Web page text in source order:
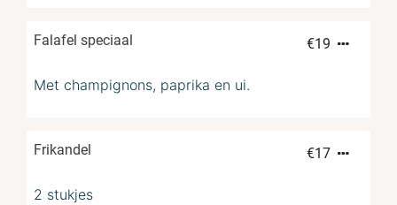
Falafel speciaal €19
Met champignons, paprika en ui.
Frikandel €17
2 stukjes